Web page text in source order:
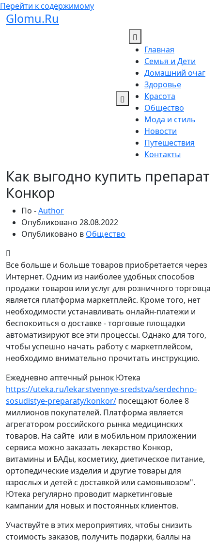
Перейти к содержимому
Glomu.Ru
Главная
Семья и Дети
Домашний очаг
Здоровье
Красота
Общество
Мода и стиль
Новости
Путешествия
Контакты
Как выгодно купить препарат
Конкор
По -Author
Опубликовано 28.08.2022
Опубликовано в Общество
Все больше и больше товаров приобретается через
Интернет. Одним из наиболее удобных способов
продажи товаров или услуг для розничного торговца
является платформа маркетплейс. Кроме того, нет
необходимости устанавливать онлайн-платежи и
беспокоиться о доставке - торговые площадки
автоматизируют все эти процессы. Однако для того,
чтобы успешно начать работу с маркетплейсом,
необходимо внимательно прочитать инструкцию.
Ежедневно аптечный рынок Ютека
https://uteka.ru/lekarstvennye-sredstva/serdechno-
sosudistye-preparaty/konkor/ посещают более 8
миллионов покупателей. Платформа является
агрегатором российского рынка медицинских
товаров. На сайте или в мобильном приложении
сервиса можно заказать лекарство Конкор,
витамины и БАДы, косметику, диетическое питание,
ортопедические изделия и другие товары для
взрослых и детей с доставкой или самовывозом".
Ютека регулярно проводит маркетинговые
кампании для новых и постоянных клиентов.
Участвуйте в этих мероприятиях, чтобы снизить
стоимость заказов, получить подарки, баллы на